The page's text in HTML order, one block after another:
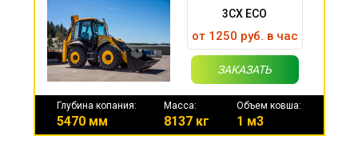
3CX ECO
от 1250 руб. в час
ЗАКАЗАТЬ
Глубина копания:
5470 мм
Масса:
8137 кг
Объем ковша:
1 м3